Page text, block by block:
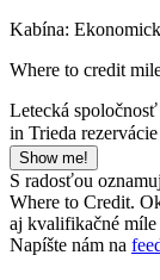
Kabína:
Where to credit
Letecká spoločnosť
in Trieda rezervácie
Show me!
S radosťou
Where to Credit.
aj kvalifikačné míle
Napíšte nám na